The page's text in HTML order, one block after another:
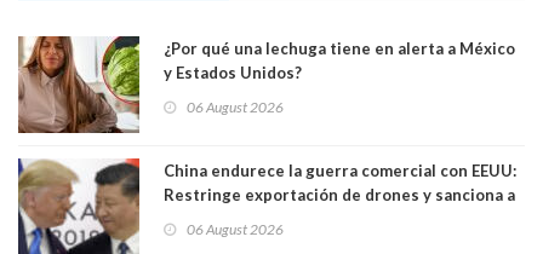
¿Por qué una lechuga tiene en alerta a México
y Estados Unidos?
06 August 2026
China endurece la guerra comercial con EEUU:
Restringe exportación de drones y sanciona a
06 August 2026